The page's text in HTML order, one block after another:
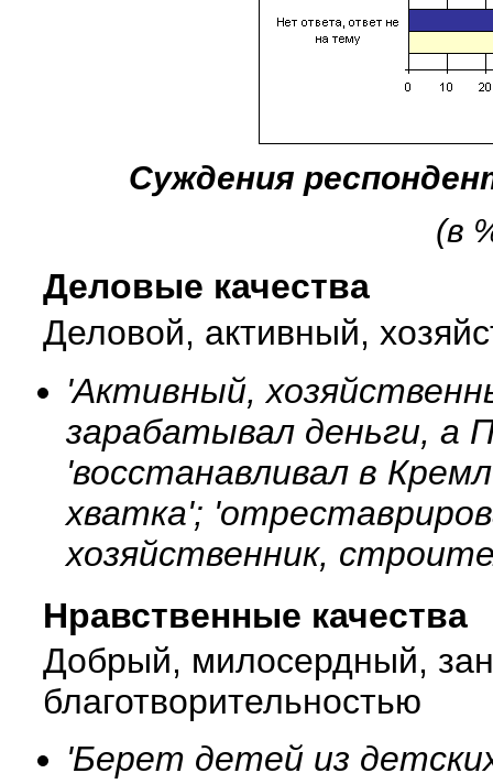
Суждения
(в
Деловые качества
Деловой, активный,
'Активный,
зарабатывал деньги, а
'восстанавливал в
хватка';
хозяйственник,
Нравственные качества
Добрый, милосердный,
благотворительностью
'Берет детей из